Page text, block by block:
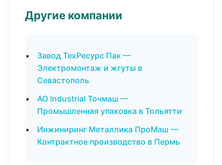
Другие компании
Завод ТехРесурс Пак —
Электромонтаж и жгуты в
Севастополь
АО Industrial Точмаш —
Промышленная упаковка в Тольятти
Инжиниринг Металлика ПроМаш —
Контрактное производство в Пермь